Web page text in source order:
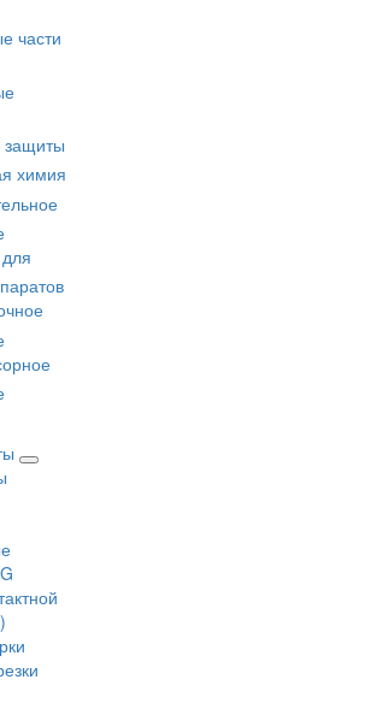
части
защиты
химия